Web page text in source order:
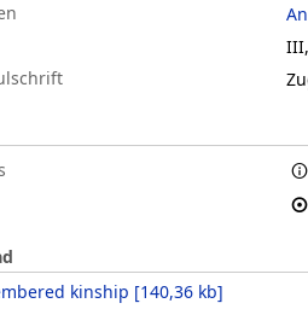
kinship [140,36 kb]